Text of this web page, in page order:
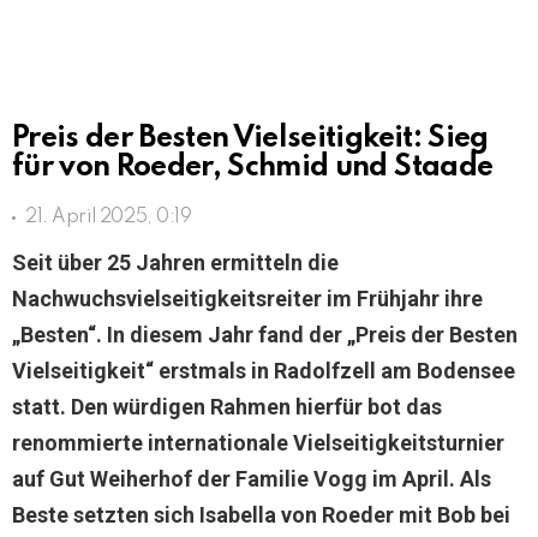
Preis der Besten Vielseitigkeit: Sieg
für von Roeder, Schmid und Staade
21. April 2025, 0:19
Seit über 25 Jahren ermitteln die
Nachwuchsvielseitigkeitsreiter im Frühjahr ihre
„Besten“. In diesem Jahr fand der „Preis der Besten
Vielseitigkeit“ erstmals in Radolfzell am Bodensee
statt. Den würdigen Rahmen hierfür bot das
renommierte internationale Vielseitigkeitsturnier
auf Gut Weiherhof der Familie Vogg im April. Als
Beste setzten sich Isabella von Roeder mit Bob bei